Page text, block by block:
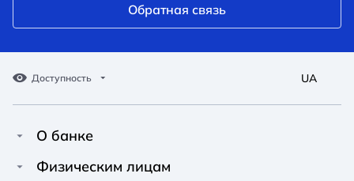
Обратная связь
Доступность
A A A A A A
UA
О банке
Про Unex Bank
Физическим лицам